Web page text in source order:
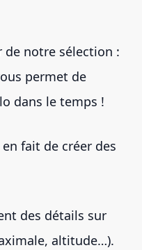
notre sélection :
permet de
dans le temps !
fait de créer des
des détails sur
altitude…).